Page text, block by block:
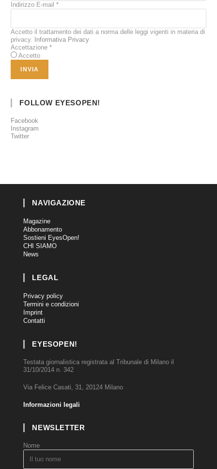
Indirizzo E-mail*
Accetto il trattamento dei dati a norma delle leggi vigenti in materia di
privacy.
Informativa Privacy
Accettazione*
Accetto
FOLLOW EYESOPEN!
Facebook
Instagram
Twitter
NAVIGAZIONE
Magazine
Abbonamento
Sostieni EyesOpen!
CHI SIAMO
News
LEGAL
Privacy policy
Termini e condizioni
Imprint
Contatti
EYESOPEN!
Testata giornalistica registrata al Tribunale di Milano il
31/10/2014 n. 342
Via Felice Casati, 31, 20124 Milano
Informazioni legali
NEWSLETTER
Nome